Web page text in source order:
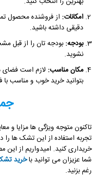
امکانات: از فروشنده محصول
دقیقی داشته باشید.
بودجه: بودجه تان را از قبل
نشوید.
مکان مناسب: لازم است فضای
بتوانید خرید خوب و مناسب با
تاکنون متوجه ویژگی ها مزایا و
تجربه استفاده از این تشک ها را
خریداری کنید. امیدواریم از این
شما عزیزان می توانید باخرید
رغم بزنید.